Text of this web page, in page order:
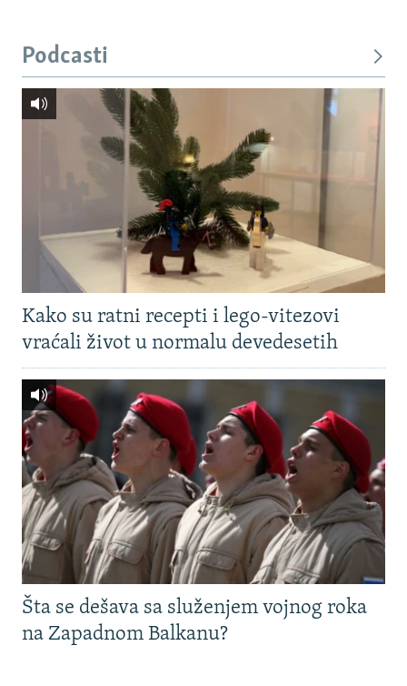
Podcasti
Kako su ratni recepti i lego-vitezovi
vraćali život u normalu devedesetih
Šta se dešava sa služenjem vojnog roka
na Zapadnom Balkanu?